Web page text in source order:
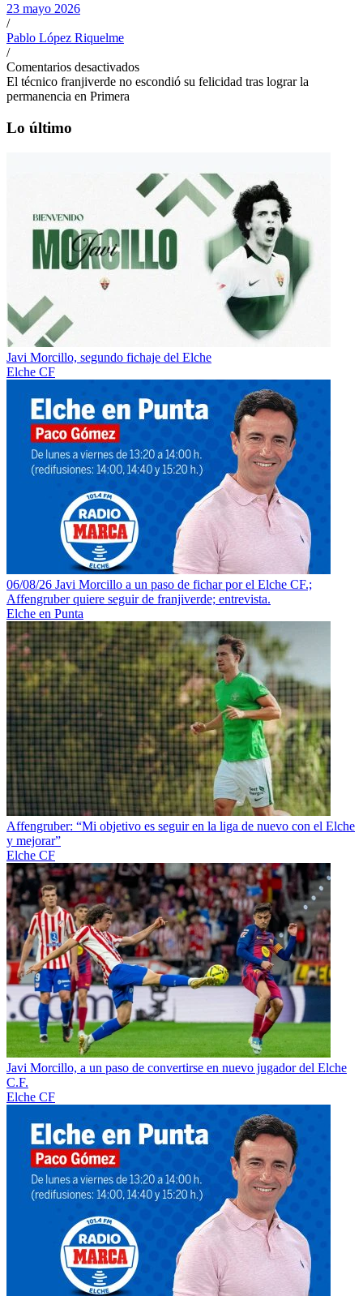
23 mayo 2026
/
Pablo López Riquelme
/
Comentarios desactivados
El técnico franjiverde no escondió su felicidad tras lograr la
permanencia en Primera
Lo último
Javi Morcillo, segundo fichaje del Elche
Elche CF
06/08/26 Javi Morcillo a un paso de fichar por el Elche CF.;
Affengruber quiere seguir de franjiverde; entrevista.
Elche en Punta
Affengruber: “Mi objetivo es seguir en la liga de nuevo con el Elche
y mejorar”
Elche CF
Javi Morcillo, a un paso de convertirse en nuevo jugador del Elche
C.F.
Elche CF